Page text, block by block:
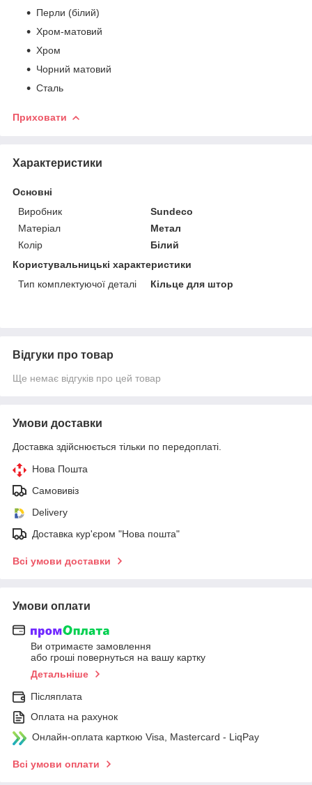
Перли (білий)
Хром-матовий
Хром
Чорний матовий
Сталь
Приховати
Характеристики
Основні
Виробник
Sundeco
Матеріал
Метал
Колір
Білий
Користувальницькі характеристики
Тип комплектуючої деталі
Кільце для штор
Відгуки про товар
Ще немає відгуків про цей товар
Умови доставки
Доставка здійснюється тільки по передоплаті.
Нова Пошта
Самовивіз
Delivery
Доставка кур'єром "Нова пошта"
Всі умови доставки
Умови оплати
Ви отримаєте замовлення
або гроші повернуться на вашу картку
Детальніше
Післяплата
Оплата на рахунок
Онлайн-оплата карткою Visa, Mastercard - LiqPay
Всі умови оплати